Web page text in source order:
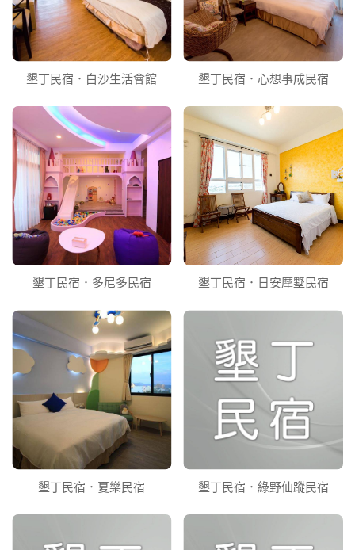
墾丁民宿．白沙生活會館 墾丁民宿．心想事成民宿
墾丁民宿．多尼多民宿 墾丁民宿．日安摩墅民宿
墾丁民宿．夏樂民宿 墾丁民宿．綠野仙蹤民宿